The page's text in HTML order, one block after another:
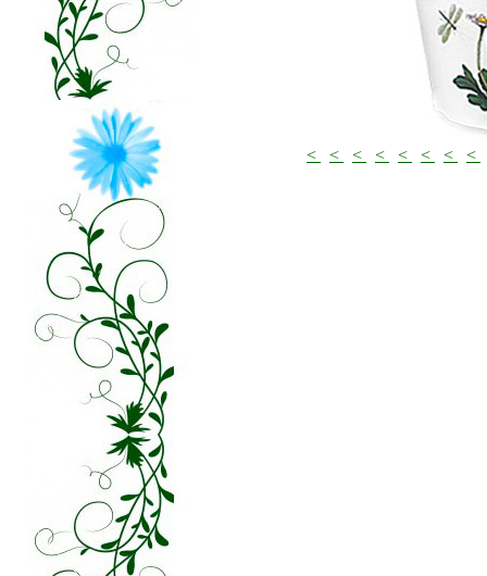
< < < < < < < <